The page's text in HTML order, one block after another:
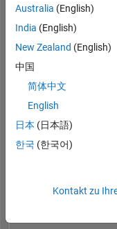
L
1
RANG
182.460
Australia (English)
India (English)
New Zealand (English)
中国
简体中文
English
日本 (日本語)
한국 (한국어)
Kontakt zu